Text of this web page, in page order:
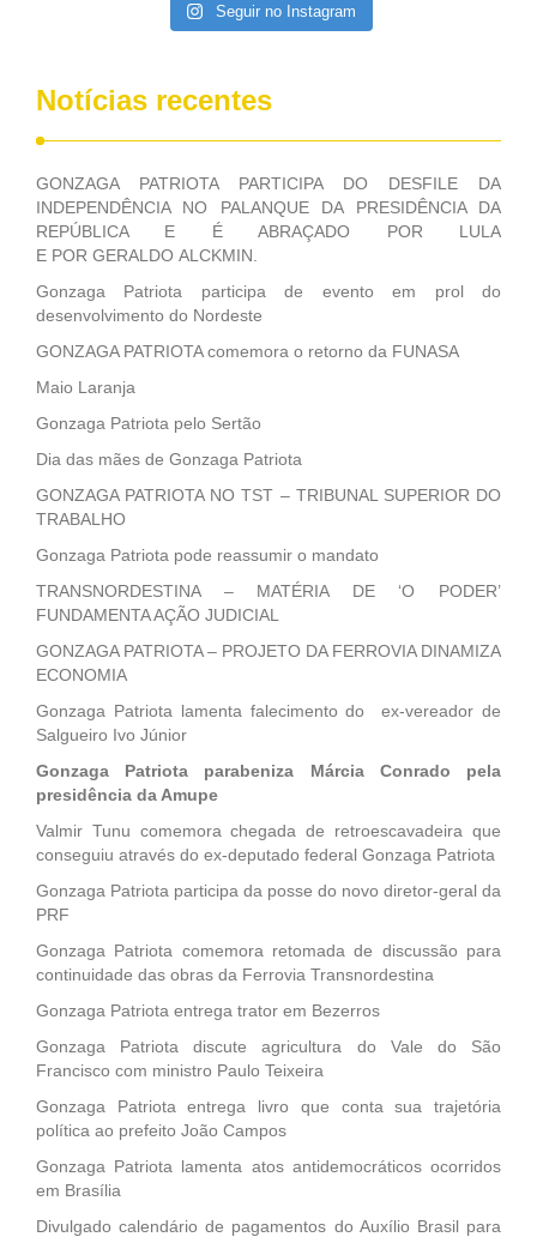
Seguir no Instagram
Notícias recentes
GONZAGA PATRIOTA PARTICIPA DO DESFILE DA
INDEPENDÊNCIA NO PALANQUE DA PRESIDÊNCIA DA
REPÚBLICA E É ABRAÇADO POR LULA
E POR GERALDO ALCKMIN.
Gonzaga Patriota participa de evento em prol do
desenvolvimento do Nordeste
GONZAGA PATRIOTA comemora o retorno da FUNASA
Maio Laranja
Gonzaga Patriota pelo Sertão
Dia das mães de Gonzaga Patriota
GONZAGA PATRIOTA NO TST – TRIBUNAL SUPERIOR DO
TRABALHO
Gonzaga Patriota pode reassumir o mandato
TRANSNORDESTINA – MATÉRIA DE ‘O PODER’
FUNDAMENTA AÇÃO JUDICIAL
GONZAGA PATRIOTA – PROJETO DA FERROVIA DINAMIZA
ECONOMIA
Gonzaga Patriota lamenta falecimento do ex-vereador de
Salgueiro Ivo Júnior
Gonzaga Patriota parabeniza Márcia Conrado pela
presidência da Amupe
Valmir Tunu comemora chegada de retroescavadeira que
conseguiu através do ex-deputado federal Gonzaga Patriota
Gonzaga Patriota participa da posse do novo diretor-geral da
PRF
Gonzaga Patriota comemora retomada de discussão para
continuidade das obras da Ferrovia Transnordestina
Gonzaga Patriota entrega trator em Bezerros
Gonzaga Patriota discute agricultura do Vale do São
Francisco com ministro Paulo Teixeira
Gonzaga Patriota entrega livro que conta sua trajetória
política ao prefeito João Campos
Gonzaga Patriota lamenta atos antidemocráticos ocorridos
em Brasília
Divulgado calendário de pagamentos do Auxílio Brasil para